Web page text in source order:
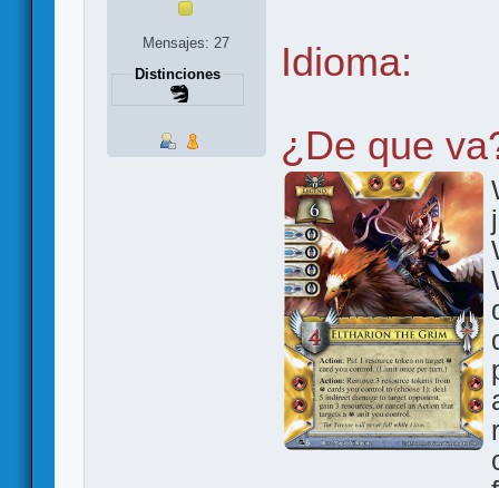
Mensajes: 27
Distinciones
Idioma:
¿De que